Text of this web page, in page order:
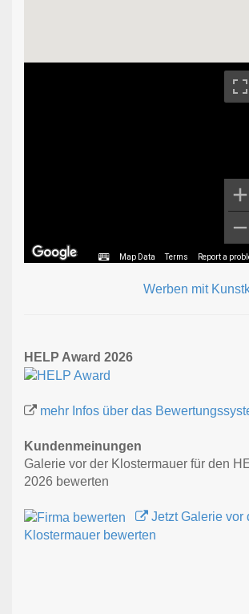
Map Data Terms Report a
Werben mit
HELP Award 2026
mehr Infos über das
Kundenmeinungen
Galerie vor der Klostermauer für den
2026 bewerten
Jetzt Galerie vor
Klostermauer bewerten